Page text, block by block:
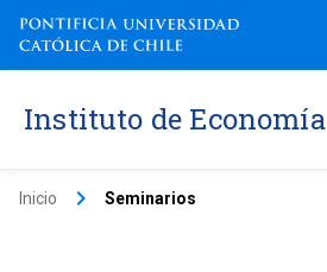
Instituto de Economía
Inicio keyboard_arrow_right Seminarios